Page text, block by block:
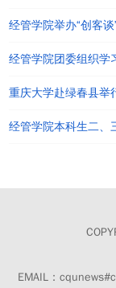
经管学院举办“创客
经管学院团委组织学
经管学院本科生二、
EMAIL：